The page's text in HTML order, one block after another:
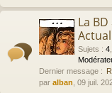
La
Sujets : 4
Dernier message :
par alban , 09 juil.